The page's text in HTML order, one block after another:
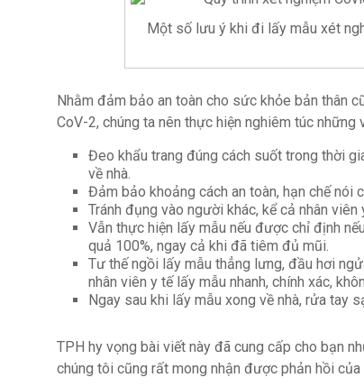
Một số lưu ý khi đi lấy mẫu xét
Nhằm đảm bảo an toàn cho sức khỏe bản thân
CoV-2, chúng ta nên thực hiện nghiêm túc
Đeo khẩu trang đúng cách suốt trong thời
về nhà.
Đảm bảo khoảng cách an toàn, hạn chế nói
Tránh đụng vào người khác, kể cả nhân
Vẫn thực hiện lấy mẫu nếu được chỉ định
quả 100%, ngay cả khi đã tiêm đủ mũi.
Tư thế ngồi lấy mẫu thẳng lưng, đầu hơi
nhân viên y tế lấy mẫu nhanh, chính xác,
Ngay sau khi lấy mẫu xong về nhà, rửa tay
TPH hy vọng bài viết này đã cung cấp cho bạn
chúng tôi cũng rất mong nhận được phản hồi